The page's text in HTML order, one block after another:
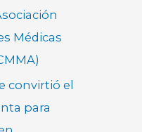
Médicas
convirtió el
para